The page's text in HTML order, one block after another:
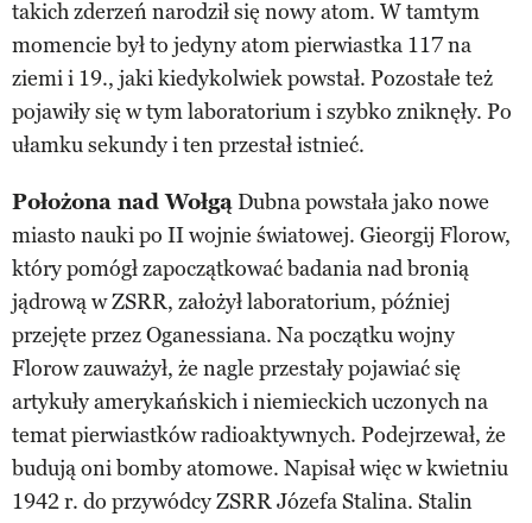
takich zderzeń narodził się nowy atom. W tamtym
momencie był to jedyny atom pierwiastka 117 na
ziemi i 19., jaki kiedykolwiek powstał. Pozostałe też
pojawiły się w tym laboratorium i szybko zniknęły. Po
ułamku sekundy i ten przestał istnieć.
Położona nad WołgąDubna powstała jako nowe
miasto nauki po II wojnie światowej. Gieorgij Florow,
który pomógł zapoczątkować badania nad bronią
jądrową w ZSRR, założył laboratorium, później
przejęte przez Oganessiana. Na początku wojny
Florow zauważył, że nagle przestały pojawiać się
artykuły amerykańskich i niemieckich uczonych na
temat pierwiastków radioaktywnych. Podejrzewał, że
budują oni bomby atomowe. Napisał więc w kwietniu
1942 r. do przywódcy ZSRR Józefa Stalina. Stalin